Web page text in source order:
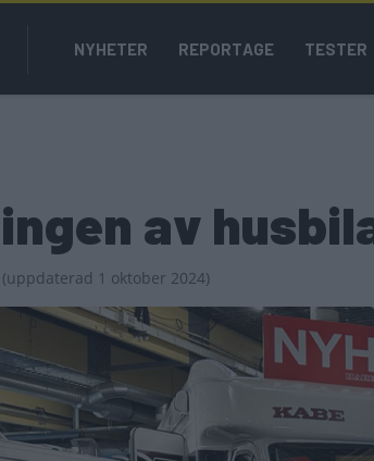
Main
navigation
NYHETER REPORTAGE TESTER
av
(uppdaterad 1 oktober 2024)